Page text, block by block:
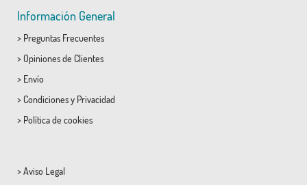
Información General
> Preguntas Frecuentes
> Opiniones de Clientes
> Envío
> Condicionesy Privacidad
> Política de cookies
> Aviso Legal